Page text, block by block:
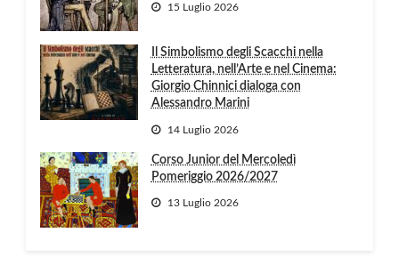
15 Luglio 2026
Il Simbolismo degli Scacchi nella
Letteratura, nell’Arte e nel Cinema:
Giorgio Chinnici dialoga con
Alessandro Marini
14 Luglio 2026
Corso Junior del Mercoledì
Pomeriggio 2026/2027
13 Luglio 2026